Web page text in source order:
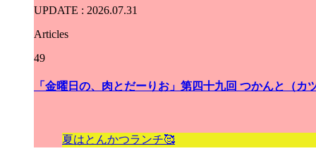
UPDATE : 2026.07.31
Articles
49
「金曜日の、肉とだーりお」第四十九回 つかんと（カ
夏はとんかつランチ🥰